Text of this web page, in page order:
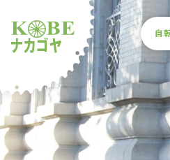
ショップナカゴ
サ
本文
自